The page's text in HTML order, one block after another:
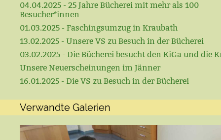
04.04.2025 - 25 Jahre Bücherei mit mehr als 100
Besucher*innen
01.03.2025 - Faschingsumzug in Kraubath
13.02.2025 - Unsere VS zu Besuch in der Bücherei
03.02.2025 - Die Bücherei besucht den KiGa und die
Unsere Neuerscheinungen im Jänner
16.01.2025 - Die VS zu Besuch in der Bücherei
Verwandte Galerien